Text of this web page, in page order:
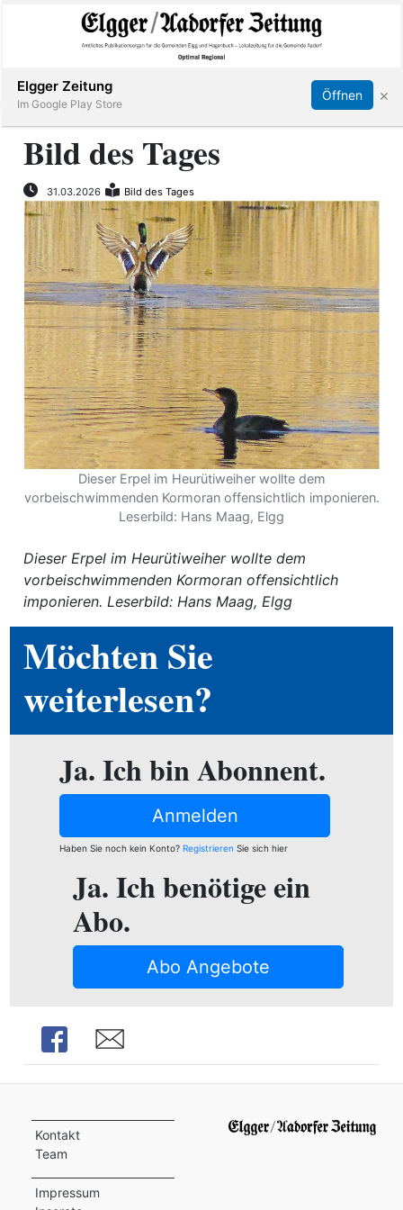
Elgg
Aadorf
Hagenbuch
E-
Paper
App
Region
Abonnieren Online Anmelden Anmelden
Bild des Tages
31.03.2026 Bild des Tages
Dieser Erpel im Heurütiweiher wollte dem
vorbeischwimmenden Kormoran offensichtlich imponieren.
Leserbild: Hans Maag, Elgg
Dieser Erpel im Heurütiweiher wollte dem
vorbeischwimmenden Kormoran offensichtlich
imponieren. Leserbild: Hans Maag, Elgg
Möchten Sie
weiterlesen?
Ja. Ich bin Abonnent.
Anmelden
Haben Sie noch kein Konto? RegistrierenSie sich hier
Ja. Ich benötige ein
Abo.
Abo Angebote
Share Share
Kontakt
Team
Impressum
Elgger Zeitung
Im Google Play Store
Öffnen ×